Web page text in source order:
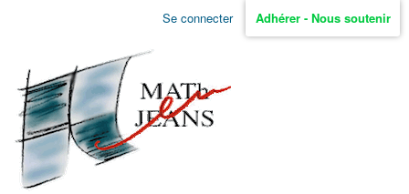
Aller
non
identifié
Se connecter Adhérer - Nous soutenir